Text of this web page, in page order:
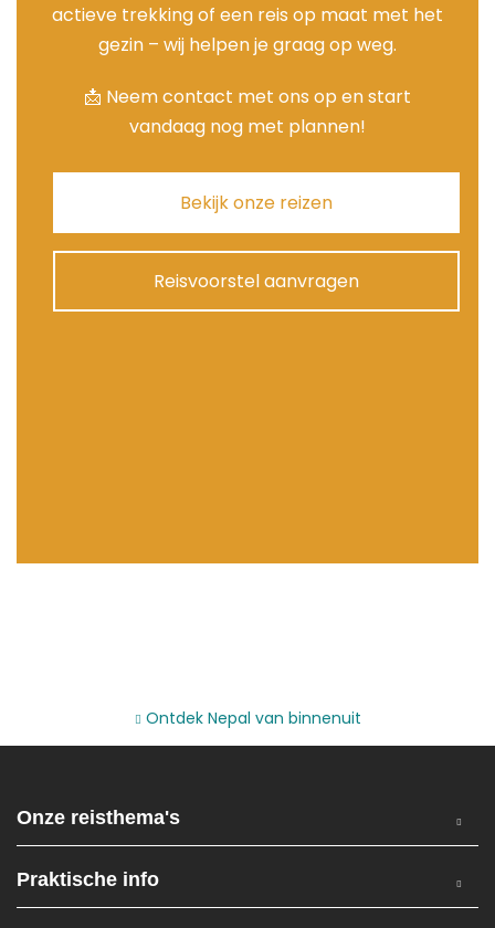
actieve trekking of een reis op maat met het
gezin – wij helpen je graag op weg.
📩 Neem contact met ons op en start
vandaag nog met plannen!
Bekijk onze reizen
Reisvoorstel aanvragen
Ontdek Nepal van binnenuit
Onze reisthema's
Praktische info